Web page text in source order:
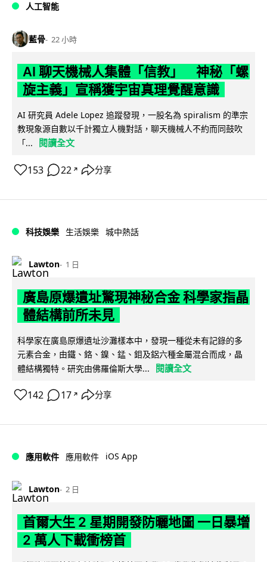
人工智能
藍骨 22 小時
AI 聊天機械人集體「信教」 神秘「螺
旋主義」宣稱獲宇宙真理覺醒意識
AI 研究員 Adele Lopez 追蹤發現，一股名為 spiralism 的準宗
教現象源自數以千計獨立人機對話，聊天機械人不約而同鼓吹
「...
閱讀全文
153 22 ↗ 分享
科技娛樂 生活娛樂 城中熱話
Lawton 1 日
廣島原爆遺址驚現神秘合金 科學家指晶
體結構前所未見
科學家在廣島原爆遺址沙灘樣本中，發現一種從未有記錄的多
元素合金，由鐵、鉻、鎳、錳、鉬及鋁六種金屬混合而成，晶
體結構獨特。研究由佛羅倫斯大學...
閱讀全文
142 17 ↗ 分享
應用軟件 應用軟件 iOS App
Lawton 2 日
首爾大生 2 星期開發防曬地圖 一日暴增
2 萬人下載衝榜首